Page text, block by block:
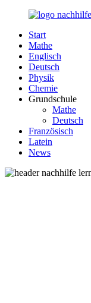
Zurück
Inhalt
Nachhilfe-
Lernengel.de
Unsere
Nachhilfe-
Eule
berät
zum
Damit
Lernen
Spaß
Start
Mathe
Englisch
Deutsch
Physik
Chemie
Grundschule
Mathe
Deutsch
Französisch
Latein
News